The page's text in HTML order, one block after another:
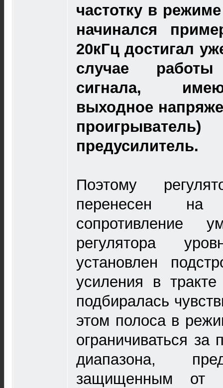
частотку в
начинался
20кГц достигал
случае
сигнала,
выходное
предусилитель.
Поэтому
перенесен на
сопротивление
регулятора
установлен
усиления в
подбиралась
этом полоса в
ограничиваться за
диапазона,
защищенным от